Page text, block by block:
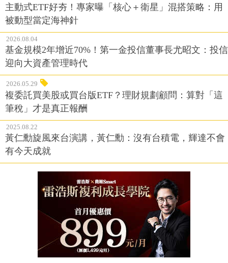
主動式ETF好夯！專家曝「核心＋衛星」混搭策略：用
被動型當定海神針
2026.08.04
基金規模2年增近70%！第一金投信董事長尤昭文：投信
迎向大資產管理時代
2026.05.29
複委託買美股或買台版ETF？理財規劃顧問：算對「這
筆稅」才是真正報酬
2025.08.22
黃仁勳旋風來台演講，黃仁勳：沒有台積電，輝達不會
有今天成就